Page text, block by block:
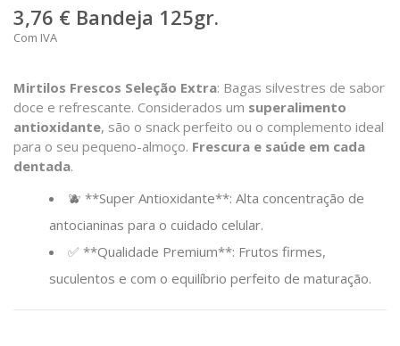
3,76 € Bandeja 125gr.
Com IVA
Mirtilos Frescos Seleção Extra: Bagas silvestres de sabor
doce e refrescante. Considerados um superalimento
antioxidante, são o snack perfeito ou o complemento ideal
para o seu pequeno-almoço. Frescura e saúde em cada
dentada.
🫐 **Super Antioxidante**: Alta concentração de
antocianinas para o cuidado celular.
✅ **Qualidade Premium**: Frutos firmes,
suculentos e com o equilíbrio perfeito de maturação.